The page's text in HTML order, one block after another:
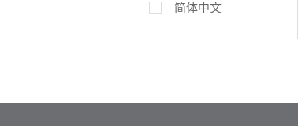
简体中文